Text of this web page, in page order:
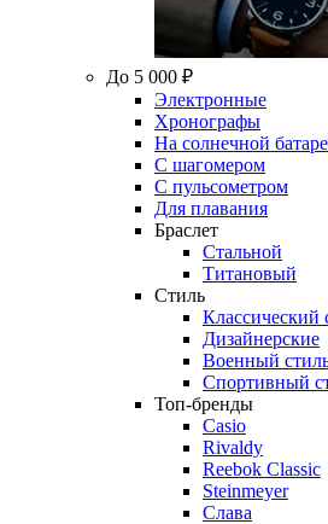
До 5 000 ₽
Электронные
Хронографы
На солнечной
С шагомером
С пульсометром
Для плавания
Браслет
Стальной
Титановый
Стиль
Классический
Дизайнерские
Военный
Спортивный
Топ-бренды
Casio
Rivaldy
Reebok Classic
Steinmeyer
Слава